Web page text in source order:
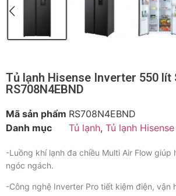
Tủ lạnh Hisense Inverter 550 lít
RS708N4EBND
Mã sản phẩm RS708N4EBND
Danh mục
Tủ lạnh, Tủ lạnh Hisense
-Luồng khí lạnh đa chiều Multi Air Flow giúp
ngóc ngách.
-Công nghệ Inverter Pro tiết kiệm điện, vận